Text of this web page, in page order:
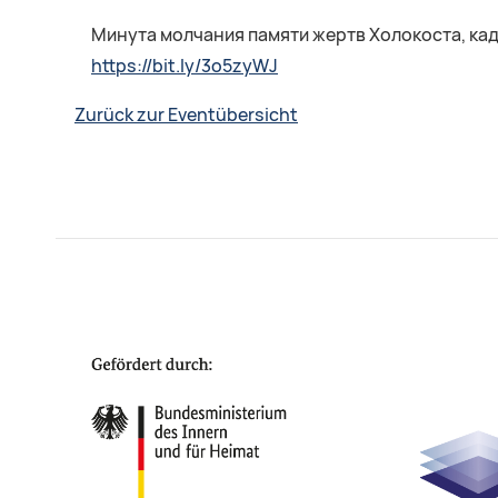
Минута молчания памяти жертв Холокоста,
https://bit.ly/3o5zyWJ
Zurück zur Eventübersicht